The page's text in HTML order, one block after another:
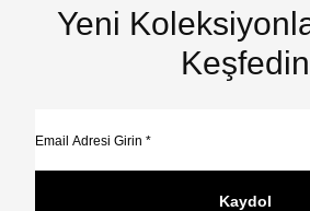
Yeni
Keşfedin
Kaydol